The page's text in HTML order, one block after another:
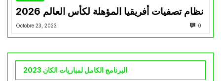
نظام تصفيات أفريقيا المؤهلة لكأس العالم 2026
Octobre 23, 2023 0
البرنامج الكامل لمباريات الكان 2023